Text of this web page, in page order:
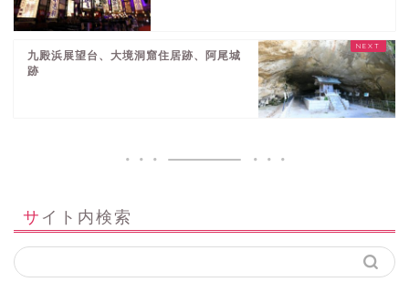
九殿浜展望台、大境洞窟住居跡、阿尾城
跡
サイト内検索